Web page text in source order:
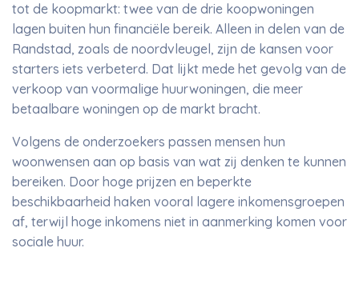
tot de koopmarkt: twee van de drie koopwoningen
lagen buiten hun financiële bereik. Alleen in delen van de
Randstad, zoals de noordvleugel, zijn de kansen voor
starters iets verbeterd. Dat lijkt mede het gevolg van de
verkoop van voormalige huurwoningen, die meer
betaalbare woningen op de markt bracht.
Volgens de onderzoekers passen mensen hun
woonwensen aan op basis van wat zij denken te kunnen
bereiken. Door hoge prijzen en beperkte
beschikbaarheid haken vooral lagere inkomensgroepen
af, terwijl hoge inkomens niet in aanmerking komen voor
sociale huur.